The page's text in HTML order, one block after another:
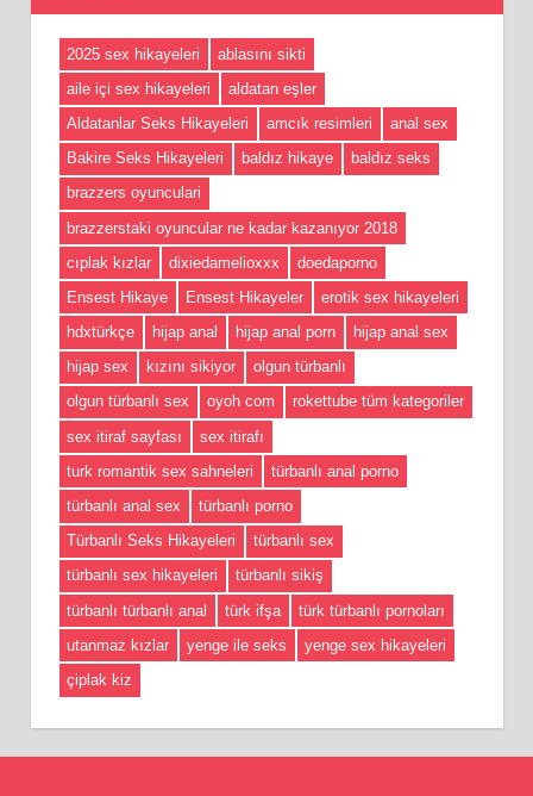
2025 sex hikayeleri
ablasını sikti
aile içi sex hikayeleri
aldatan eşler
Aldatanlar Seks Hikayeleri
amcık resimleri
anal sex
Bakire Seks Hikayeleri
baldız hikaye
baldız seks
brazzers oyunculari
brazzerstaki oyuncular ne kadar kazanıyor 2018
cıplak kızlar
dixiedamelioxxx
doedaporno
Ensest Hikaye
Ensest Hikayeler
erotik sex hikayeleri
hdxtürkçe
hijap anal hijap anal porn
hijap anal sex
hijap sex
kızını sikiyor
olgun türbanlı
olgun türbanlı sex
oyoh com
rokettube tüm kategoriler
sex itiraf sayfası
sex itirafı
turk romantik sex sahneleri
türbanlı anal porno
türbanlı anal sex
türbanlı porno
Türbanlı Seks Hikayeleri
türbanlı sex
türbanlı sex hikayeleri
türbanlı sikiş
türbanlı türbanlı anal
türk ifşa
türk türbanlı pornoları
utanmaz kızlar
yenge ile seks
yenge sex hikayeleri
çiplak kiz